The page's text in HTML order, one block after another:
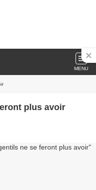
MENU
plus avoir